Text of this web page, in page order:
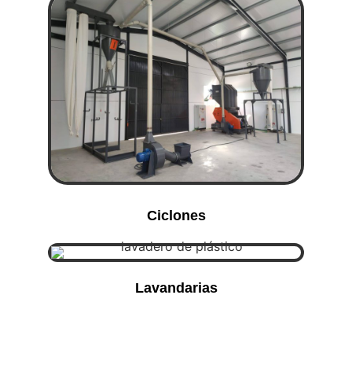
Ciclones
Lavandarias